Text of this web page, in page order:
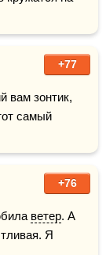
+77
вам зонтик,
самый
+76
ветер. А
Я